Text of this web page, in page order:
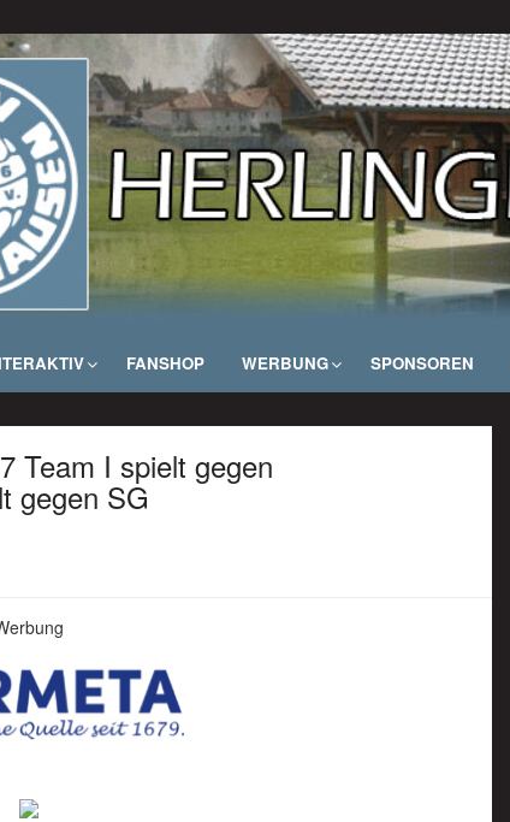
FANSHOP WERBUNG SPONSOREN
Team I spielt gegen
gegen SG